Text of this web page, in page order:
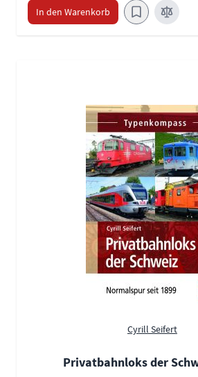
In den Warenkorb
Cyrill Seifert
Privatbahnloks der